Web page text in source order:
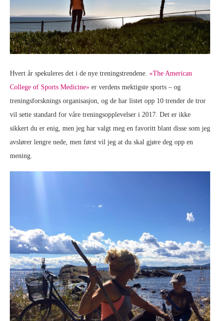
Hvert år spekuleres det i de nye treningstrendene. «The American
College of Sports Medicine» er verdens mektigste sports – og
treningsforsknings organisasjon, og de har listet opp 10 trender de tror
vil sette standard for våre treningsopplevelser i 2017. Det er ikke
sikkert du er enig, men jeg har valgt meg en favoritt blant disse som jeg
avslører lengre nede, men først vil jeg at du skal gjøre deg opp en
mening.